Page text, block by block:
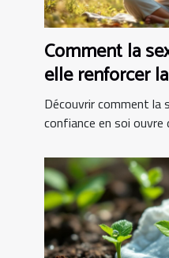
Comment la
elle renforcer
?
Découvrir comment la
confiance en soi ouvre